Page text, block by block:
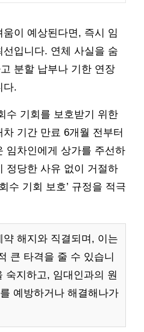
이 예상된다면, 즉시 임
입니다. 연체 사실을 숨
분할 납부나 기한 연장
다.
수 기회를 보호받기 위한
기간 만료 6개월 전부터
임차인에게 상가를 주선하
정당한 사유 없이 거절하
수 기회 보호’ 규정을 적극
약 해지와 직결되며, 이는
큰 타격을 줄 수 있습니
숙지하고, 임대인과의 원
예방하거나 해결해나가